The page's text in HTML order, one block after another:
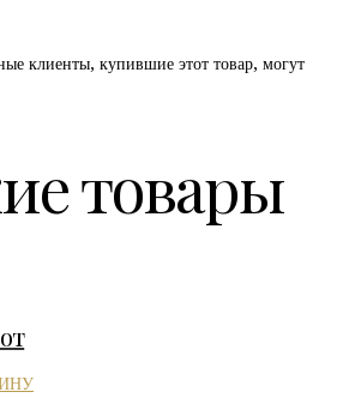
клиенты, купившие этот товар, могут
товары